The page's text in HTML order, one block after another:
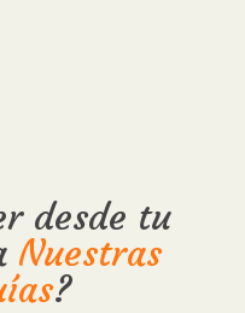
desde tu
Nuestras
?